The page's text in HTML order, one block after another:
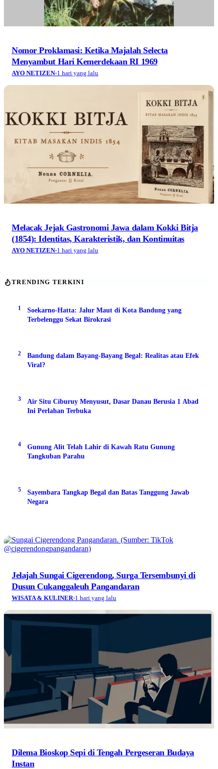
Nomor Proklamasi: Ketika Majalah Selecta
Menyambut Hari Kemerdekaan RI 1969
AYO NETIZEN·1 hari yang lalu
Melacak Jejak Gastronomi Jawa dalam Kokki Bitja
(1854): Identitas, Karakteristik, dan Kontinuitas
AYO NETIZEN·1 hari yang lalu
TRENDING TERKINI
1
Soekarno-Hatta: Jalur Maut di Kota Bandung yang
Terbelenggu Sekat Birokrasi
2
Bandung dalam Bayang-Bayang Begal: Realitas atau Efek
Viral?
3
Air Situ Ciburuy Menyusut, Dasar Danau Berusia 1 Abad
Ini Perlahan Terbuka
4
Gunung Alit Telah Lahir di Kawah Ratu Gunung
Tangkuban Parahu
5
Sayembara Tangkap Begal dan Batas Tanggung Jawab
Negara
Jelajah Sungai Cigerendong, Surga Tersembunyi di
Dusun Cukanggaleuh Pangandaran
WISATA & KULINER·1 hari yang lalu
Dilema Bioskop Sepi di Tengah Pergeseran Budaya
Instan